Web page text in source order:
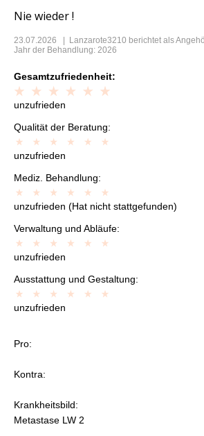
Nie wieder !
23.07.2026 Lanzarote3210 berichtet als
Jahr der Behandlung: 2026
Gesamtzufriedenheit:
unzufrieden
Qualität der Beratung:
unzufrieden
Mediz. Behandlung:
unzufrieden (Hat nicht stattgefunden)
Verwaltung und Abläufe:
unzufrieden
Ausstattung und Gestaltung:
unzufrieden
Pro:
Kontra:
Krankheitsbild:
Metastase LW 2